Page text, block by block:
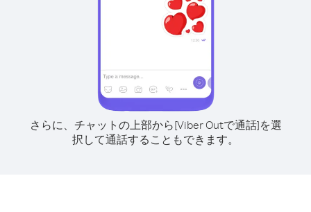
さらに、チャットの上部から[Viber Outで通話]を選
択して通話することもできます。